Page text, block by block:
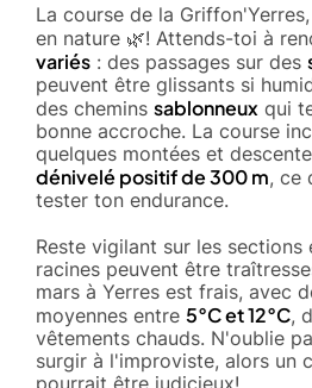
La course de la
en nature 🌿! Attends-toi à
variés : des passages sur des
peuvent être glissants si
des chemins sablonneux qui
bonne accroche. La course
quelques montées et
dénivelé positif de 300 m, ce
tester ton endurance.
Reste vigilant sur les sections
racines peuvent être
mars à Yerres est frais, avec
moyennes entre 5°C et 12°C,
vêtements chauds. N'oublie
surgir à l'improviste, alors un
pourrait être judicieux!